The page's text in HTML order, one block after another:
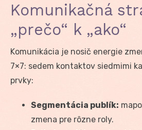
Komunikačná
„prečo“ k „ako“
Komunikácia je nosič energie
7×7: sedem kontaktov siedmimi
prvky:
Segmentácia publík:
zmena pre rôzne roly.